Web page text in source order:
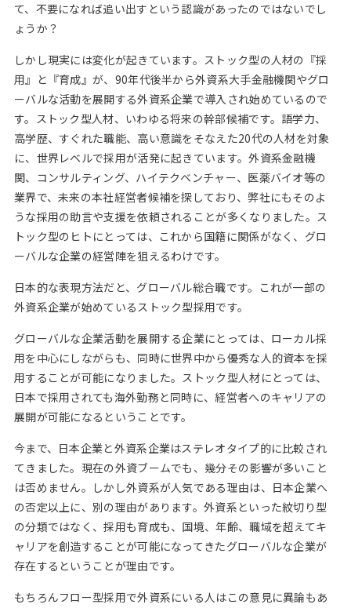
て、不要になれば追い出すという認識があったのではないでし
ょうか？
しかし現実には変化が起きています。ストック型の人材の『採
用』と『育成』が、90年代後半から外資系大手金融機関やグロ
ーバルな活動を展開する外資系企業で導入され始めているので
す。ストック型人材、いわゆる将来の幹部候補です。語学力、
高学歴、すぐれた職能、高い意識をそなえた20代の人材を対象
に、世界レベルで採用が活発に起きています。外資系金融機
関、コンサルティング、ハイテクベンチャー、医薬バイオ等の
業界で、未来の本社経営者候補を探しており、弊社にもそのよ
うな採用の助言や支援を依頼されることが多くなりました。ス
トック型のヒトにとっては、これから国籍に関係がなく、グロ
ーバルな企業の経営陣を狙えるわけです。
日本的な表現方法だと、グローバル総合職です。これが一部の
外資系企業が始めているストック型採用です。
グローバルな企業活動を展開する企業にとっては、ローカル採
用を中心にしながらも、同時に世界中から優秀な人的資本を採
用することが可能になりました。ストック型人材にとっては、
日本で採用されても海外勤務と同時に、経営者へのキャリアの
展開が可能になるということです。
今まで、日本企業と外資系企業はステレオタイプ的に比較され
てきました。現在の外資ブームでも、幾分その影響が多いこと
は否めません。しかし外資系が人気である理由は、日本企業へ
の否定以上に、別の理由があります。外資系といった紋切り型
の分類ではなく、採用も育成も、国境、年齢、職域を超えてキ
ャリアを創造することが可能になってきたグローバルな企業が
存在するということが理由です。
もちろんフロー型採用で外資系にいる人はこの意見に異論もあ